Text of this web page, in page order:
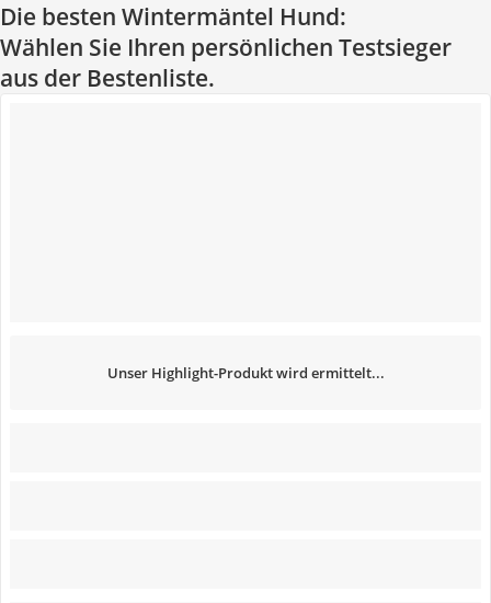
Die besten Wintermäntel Hund:
Wählen Sie Ihren persönlichen Testsieger
aus der Bestenliste.
Unser Highlight-Produkt wird ermittelt...